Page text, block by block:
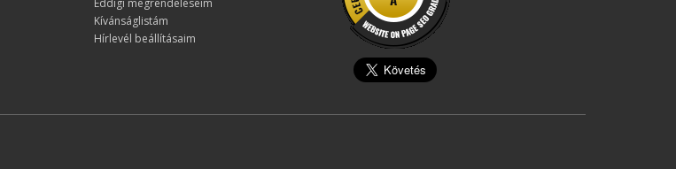
Eddigi megrendeléseim
Kívánságlistám
Hírlevél beállításaim